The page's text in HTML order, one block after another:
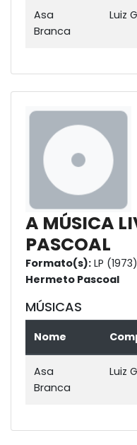
Asa
Branca
Luiz
A MÚSICA
PASCOAL
Formato(s): LP
Hermeto Pascoal
MÚSICAS
Nome
Asa
Branca
Luiz